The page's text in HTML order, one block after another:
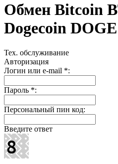
Обмен Bitcoin
Dogecoin DOGE
Тех. обслуживание
Авторизация
Логин или e-mail *:
Пароль *:
Персональный пин код:
Введите ответ